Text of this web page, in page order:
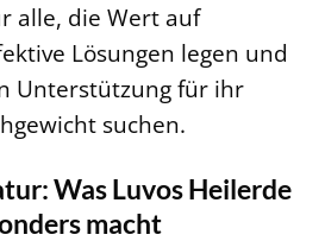
alle, die Wert auf
Lösungen legen und
Unterstützung für ihr
suchen.
Was Luvos Heilerde
macht